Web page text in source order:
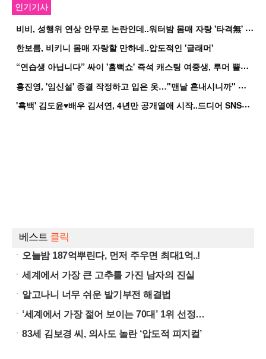
인기기사
비
비, 성행위 연상 안무로 논란인데..워터밤 몸매 자랑 '타격無' 근황
한보름, 비키니 몸매 자랑할 만하네..압도적인 '글래머'
“
연습생 아닙니다” 싸이 '흠뻑쇼' 즉석 캐스팅 여중생, 루머 뿔났다[Oh!쎈 이...
홍
진영, '임신설' 종결 작정하고 입은 옷…"맨날 혼내시니까" 억울
'
흑백' 김도윤♥배우 김서연, 4년만 공개열애 시작..드디어 SNS에 노출 [핫피...